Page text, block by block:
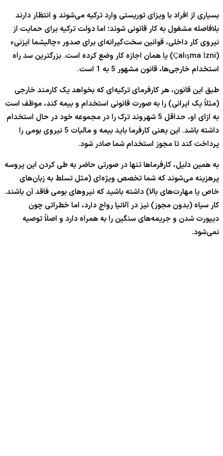
بسیاری از افراد با ویزای توریستی وارد ترکیه می‌شوند و انتظار دارند
بلافاصله مشغول به کار قانونی شوند؛ اما دولت ترکیه برای حمایت از
نیروی کار داخلی، قوانین سخت‌گیرانه‌ای برای صدور «چالیشما ایزنی»
(Çalışma İzni) یا همان اجازه کار وضع کرده است. بزرگترین سد راه
استخدام خارجی‌ها، قانون مشهور 5 به 1 است.
طبق این قانون، هر کارفرمای ترکیه‌ای که بخواهد یک کارمند خارجی
(مثلاً یک ایرانی) را به صورت قانونی استخدام و بیمه کند، موظف است
به ازای او، حداقل 5 شهروند ترک را در مجموعه خود در حال استخدام
داشته باشد. این یعنی کارفرما باید بیمه و مالیات 5 نیروی بومی را
پرداخت کند تا مجوز استخدام شما صادر شود.
به همین دلیل، کارفرماها تنها در صورتی حاضر به طی کردن این پروسه
پرهزینه می‌شوند که شما تخصص ویژه‌ای (مثل تسلط به زبان‌های
خاص یا مهارت‌های بالا) داشته باشید که نیروهای بومی فاقد آن باشند.
کار سیاه (بدون مجوز) نیز در آلانیا رواج دارد، اما خطراتی چون
دیپورت شدن و جریمه‌های سنگین را به همراه دارد و اصلاً توصیه
نمی‌شود.